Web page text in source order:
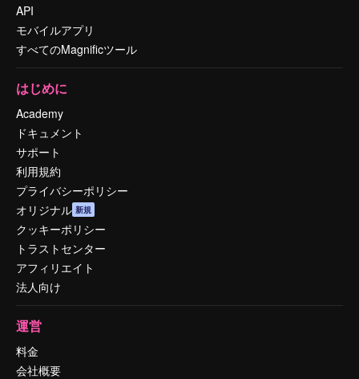
API
モバイルアプリ
すべてのMagnificツール
はじめに
Academy
ドキュメント
サポート
利用規約
プライバシーポリシー
オリジナル 新規
クッキーポリシー
トラストセンター
アフィリエイト
法人向け
運営
料金
会社概要